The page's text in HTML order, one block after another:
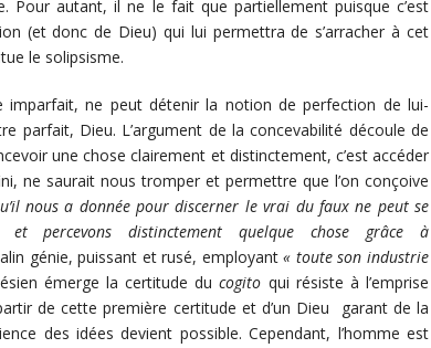
Pour autant, il ne le fait que partiellement puisque c’est
(et donc de Dieu) qui lui permettra de s’arracher à cet
le solipsisme.
ne peut détenir la notion de perfection de lui-
parfait, Dieu. L’argument de la concevabilité découle de
une chose clairement et distinctement, c’est accéder
ne saurait nous tromper et permettre que l’on conçoive
nous a donnée pour discerner le vrai du faux ne peut se
percevons distinctement quelque chose grâce à
génie, puissant et rusé, employant« toute son industrie
émerge la certitude ducogito qui résiste à l’emprise
de cette première certitude et d’un Dieu garant de la
des idées devient possible. Cependant, l’homme est